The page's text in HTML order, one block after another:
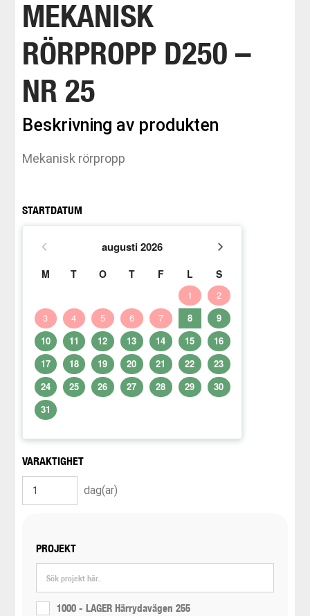
MEKANISK
RÖRPROPP D250 –
NR 25
Beskrivning av produkten
Mekanisk rörpropp
STARTDATUM
augusti 2026
M T O T F L S
1
2
3
4 5 6 7 8
9
10
11 12 13 14 15
16
17
18 19 20 21 22
23
24
25 26 27 28 29
30
31
VARAKTIGHET
dag(ar)
PROJEKT
1000 - LAGER Härrydavägen 255